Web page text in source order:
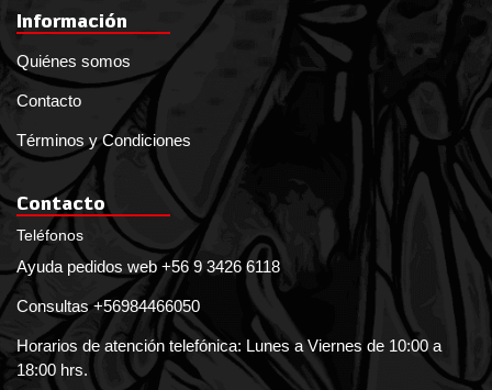
Información
Quiénes somos
Contacto
Términos y Condiciones
Contacto
Teléfonos
Ayuda pedidos web +56 9 3426 6118
Consultas +56984466050
Horarios de atención telefónica: Lunes a Viernes de 10:00 a
18:00 hrs.